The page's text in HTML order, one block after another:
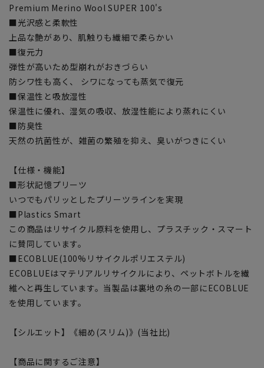
Premium Merino Wool SUPER 100's
■光沢感と柔軟性
上品な艶があり、肌触りも繊細で柔らかい
■復元力
弾性が高いため型崩れがおきづらい
防シワ性も高く、 シワになっても蒸気で復元
■保温性と吸放湿性
保温性に優れ、湿気の吸収、放湿性能により蒸れにくい
■防臭性
天然の抗菌性が、雑菌の繁殖を抑え、臭いがつきにくい
【仕様・機能】
■形状記憶プリーツ
いつでもパリッとしたプリーツラインを実現
■Plastics Smart
この商品はリサイクル原料を使用し、プラスチック・スマート
に賛同しています。
■ECOBLUE(100%リサイクルポリエステル)
ECOBLUEはマテリアルリサイクルにより、ペットボトルを繊
維へと再生しています。当製品は裏地の糸の一部にECOBLUE
を使用しています。
【シルエット】《細め(スリム)》(当社比)
【商品に関するご注意】